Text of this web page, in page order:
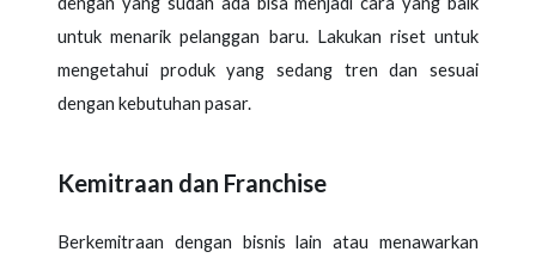
untuk menarik pelanggan baru. Lakukan riset untuk
mengetahui produk yang sedang tren dan sesuai
dengan kebutuhan pasar.
Kemitraan dan Franchise
Berkemitraan dengan bisnis lain atau menawarkan